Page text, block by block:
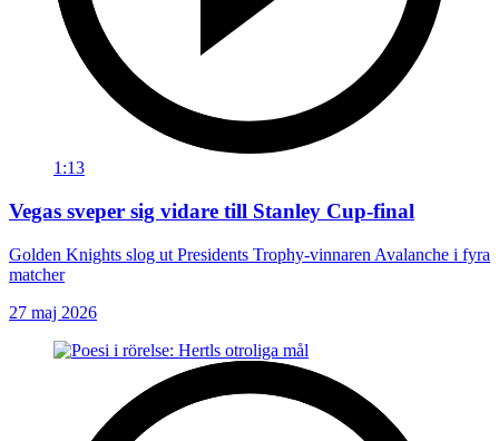
1:13
Vegas sveper sig vidare till Stanley Cup-final
Golden Knights slog ut Presidents Trophy-vinnaren Avalanche i fyra
matcher
27 maj 2026